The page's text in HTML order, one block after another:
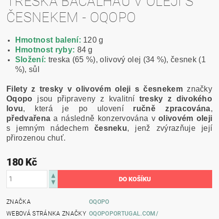
ČESNEKEM - OQOPO
Hmotnost balení: 120 g
Hmotnost ryby: 84 g
Složení: treska (65 %), olivový olej (34 %), česnek (1
%), sůl
Filety z tresky v olivovém oleji s česnekemznačky
Oqopo jsou připraveny z kvalitní tresky z divokého
lovu, která je po ulovení ručně zpracována,
předvařena a následně konzervována v olivovém oleji
s jemným nádechem česneku, jenž zvýrazňuje její
přirozenou chuť.
180 Kč
ZNAČKA
OQOPO
WEBOVÁ STRÁNKA ZNAČKY OQOPOPORTUGAL.COM/